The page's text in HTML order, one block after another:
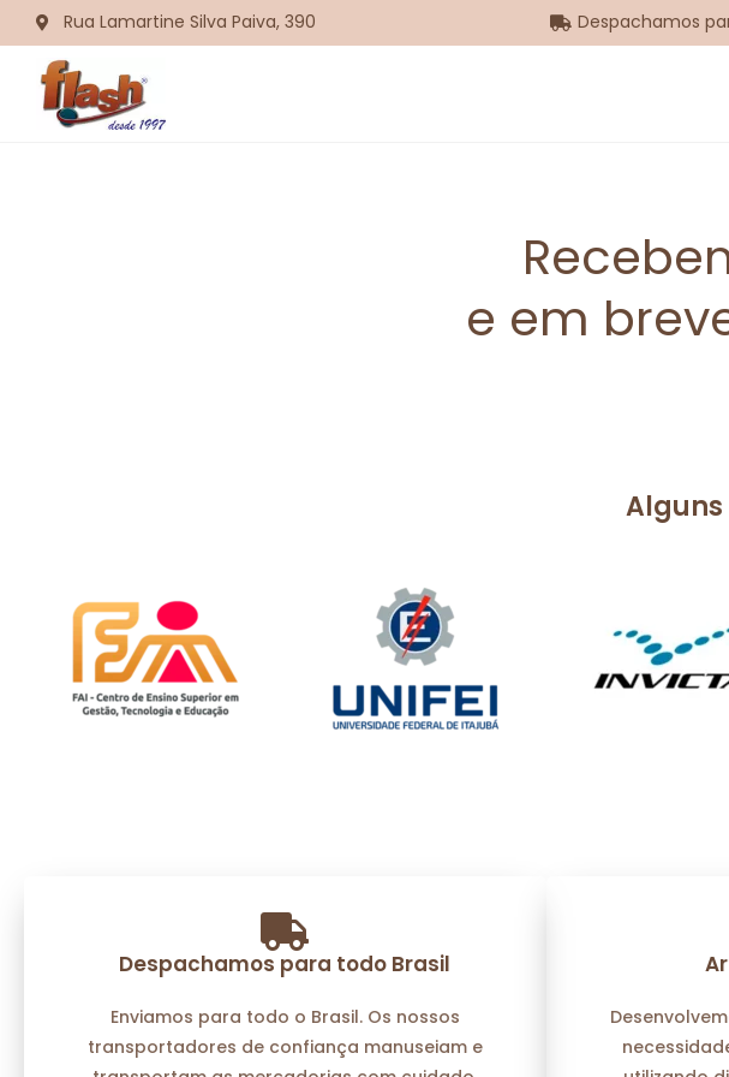
Rua Lamartine Silva Paiva, 390 Despachamos
e em
Alguns
Despachamos para todo Brasil
Enviamos para todo o Brasil. Os nossos
transportadores de confiança manuseiam e